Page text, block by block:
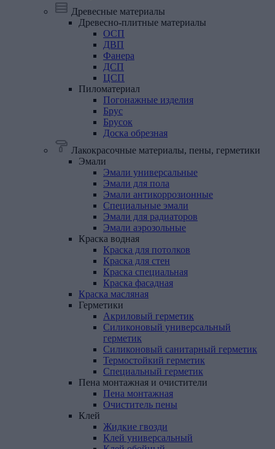
Древесные материалы
Древесно-плитные материалы
ОСП
ДВП
Фанера
ДСП
ЦСП
Пиломатериал
Погонажные изделия
Брус
Брусок
Доска обрезная
Лакокрасочные материалы, пены, герметики
Эмали
Эмали универсальные
Эмали для пола
Эмали антикоррозионные
Специальные эмали
Эмали для радиаторов
Эмали аэрозольные
Краска водная
Краска для потолков
Краска для стен
Краска специальная
Краска фасадная
Краска масляная
Герметики
Акриловый герметик
Силиконовый универсальный
герметик
Силиконовый санитарный герметик
Термостойкий герметик
Специальный герметик
Пена монтажная и очистители
Пена монтажная
Очиститель пены
Клей
Жидкие гвозди
Клей универсальный